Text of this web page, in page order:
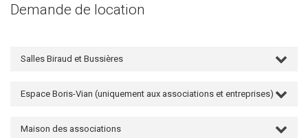
Demande de location
Salles Biraud et Bussières
Espace Boris-Vian (uniquement aux associations et entreprises)
Maison des associations